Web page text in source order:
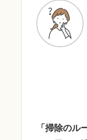
「 掃除のル